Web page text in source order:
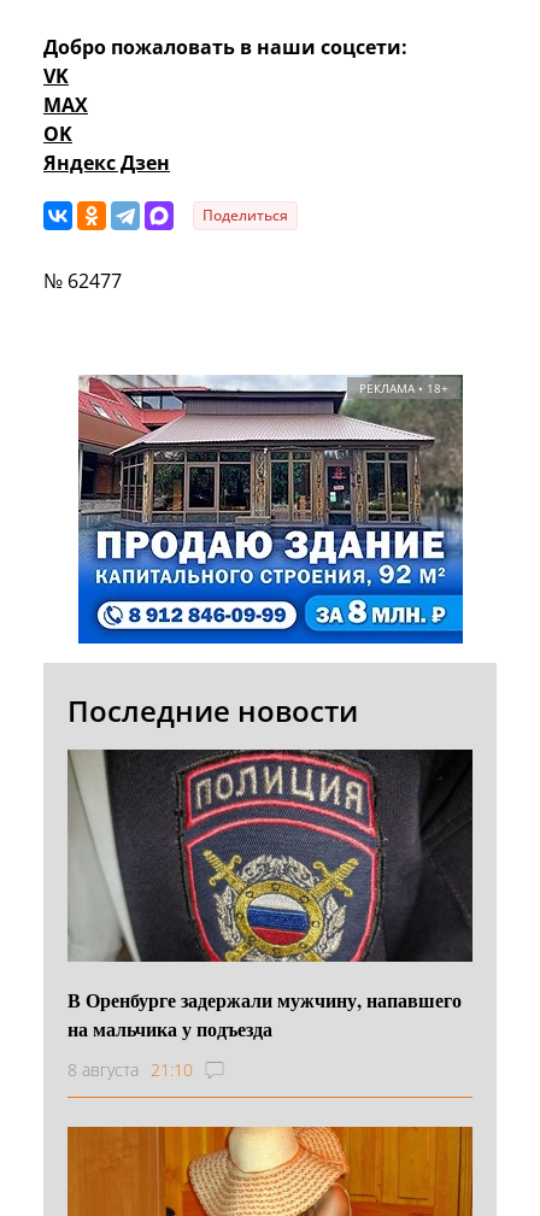
Добро пожаловать в наши соцсети:
VK
MAX
OK
Яндекс Дзен
Поделиться
№ 62477
РЕКЛАМА • 18+
Последние новости
В Оренбурге задержали мужчину, напавшего
на мальчика у подъезда
8 августа 21:10